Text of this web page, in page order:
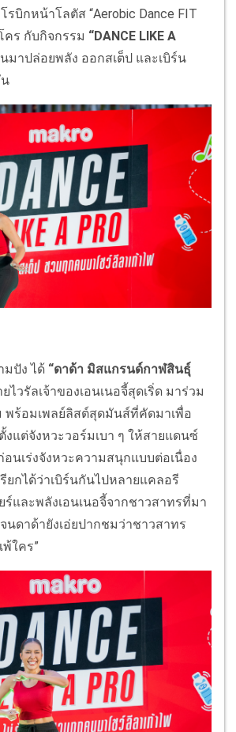
บิกหน้าโลตัส “Aerobic Dance FIT
คร กับกิจกรรม “DANCE LIKE A
าปล่อยพลัง ออกสเต็ป และเบิร์น
มปัง ได้ “ดาด้า มิสแกรนด์กาฬสินธุ์
ไวรัลเจ้าของเอนเนอจี้สุดเริ่ด มาร่วม
พร้อมเพลย์ลิสต์สุดมันส์ที่คัดมาเพื่อ
งแต่จังหวะวอร์มเบา ๆ ให้สายแดนซ์
อนเร่งจังหวะความสนุกแบบต่อเนื่อง
รียกได้ว่าเบิร์นกันไปหลายแคลอรี
ร์และพลังเอนเนอจี้จากชาวสาทรที่มา
นดาด้ายังเอ่ยปากชมว่าชาวสาทร
พ้ใคร”